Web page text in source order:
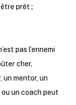
prêt ;
pas l’ennemi
cher.
un mentor, un
un coach peut